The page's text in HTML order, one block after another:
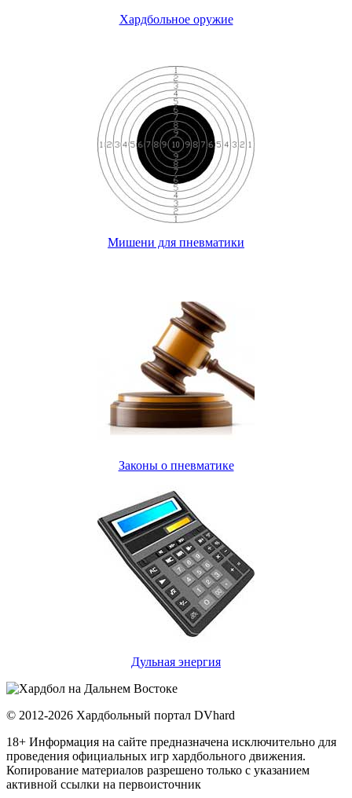
Хардбольное оружие
Мишени для пневматики
Законы о пневматике
Дульная энергия
© 2012-2026 Хардбольный портал DVhard
18+ Информация на сайте предназначена исключительно для
проведения официальных игр хардбольного движения.
Копирование материалов разрешено только с указанием
активной ссылки на первоисточник